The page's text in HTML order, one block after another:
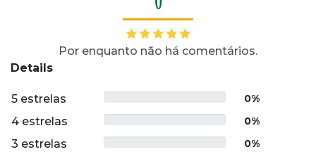
Por enquanto não há comentários.
Details
5 estrelas 0%
4 estrelas 0%
3 estrelas 0%